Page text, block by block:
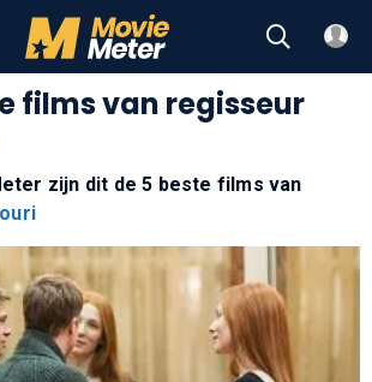
films van regisseur
zijn dit de 5 beste films van